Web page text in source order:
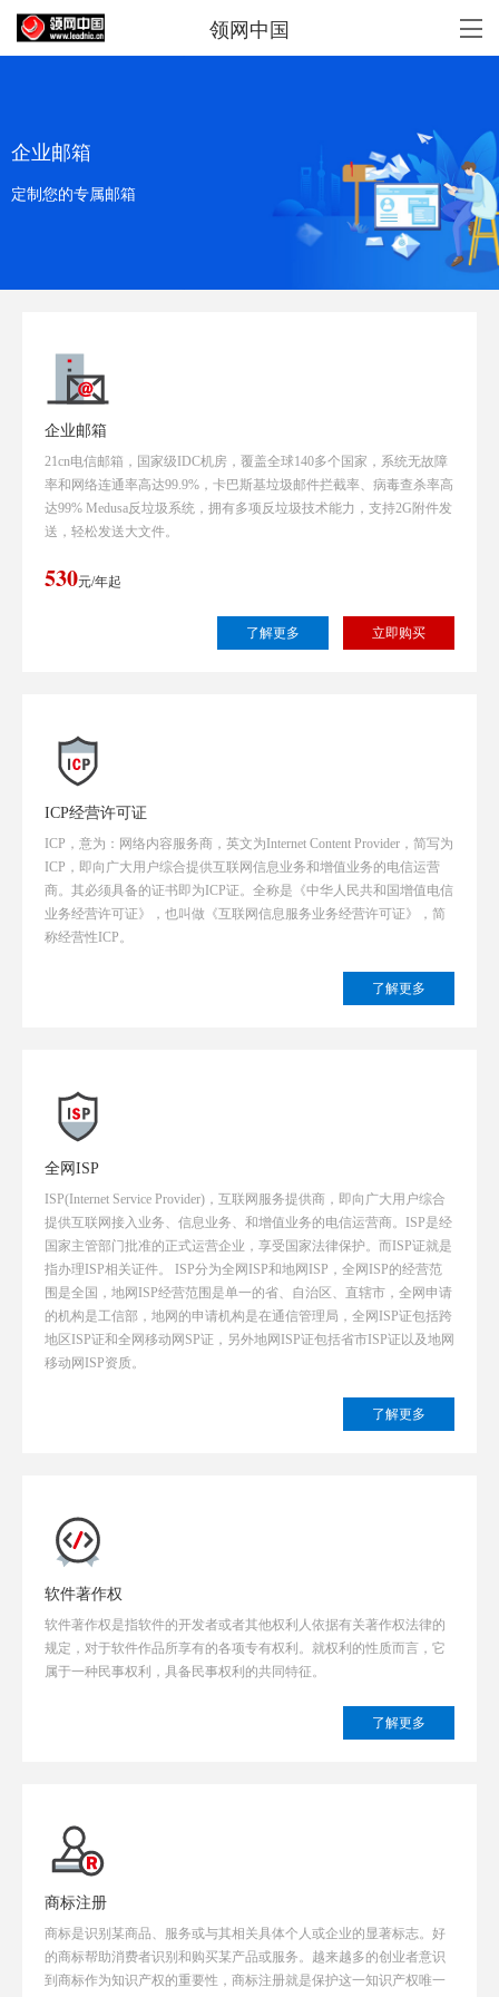
领网中国
企业邮箱
定制您的专属邮箱
企业邮箱
21cn电信邮箱，国家级IDC机房，覆盖全球140多个国家，系统无故障
率和网络连通率高达99.9%，卡巴斯基垃圾邮件拦截率、病毒查杀率高
达99% Medusa反垃圾系统，拥有多项反垃圾技术能力，支持2G附件发
送，轻松发送大文件。
530元/年起
了解更多
ICP经营许可证
ICP，意为：网络内容服务商，英文为Internet Content Provider，简写为
ICP，即向广大用户综合提供互联网信息业务和增值业务的电信运营
商。其必须具备的证书即为ICP证。全称是《中华人民共和国增值电信
业务经营许可证》，也叫做《互联网信息服务业务经营许可证》，简
称经营性ICP。
了解更多
全网ISP
ISP(Internet Service Provider)，互联网服务提供商，即向广大用户综合
提供互联网接入业务、信息业务、和增值业务的电信运营商。ISP是经
国家主管部门批准的正式运营企业，享受国家法律保护。而ISP证就是
指办理ISP相关证件。 ISP分为全网ISP和地网ISP，全网ISP的经营范
围是全国，地网ISP经营范围是单一的省、自治区、直辖市，全网申请
的机构是工信部，地网的申请机构是在通信管理局，全网ISP证包括跨
地区ISP证和全网移动网SP证，另外地网ISP证包括省市ISP证以及地网
移动网ISP资质。
了解更多
软件著作权
软件著作权是指软件的开发者或者其他权利人依据有关著作权法律的
规定，对于软件作品所享有的各项专有权利。就权利的性质而言，它
属于一种民事权利，具备民事权利的共同特征。
了解更多
商标注册
商标是识别某商品、服务或与其相关具体个人或企业的显著标志。好
的商标帮助消费者识别和购买某产品或服务。越来越多的创业者意识
到商标作为知识产权的重要性，商标注册就是保护这一知识产权唯一